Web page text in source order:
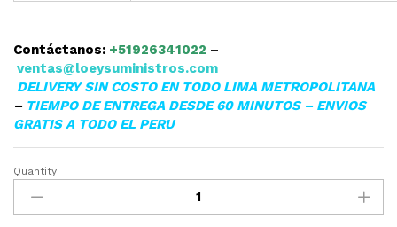
Contáctanos: +51926341022 –
ventas@loeysuministros.com
DELIVERY SIN COSTO EN TODO LIMA METROPOLITANA
– TIEMPO DE ENTREGA DESDE 60 MINUTOS – ENVIOS
GRATIS A TODO EL PERU
▷TONER
PARA
XEROX
Quantity